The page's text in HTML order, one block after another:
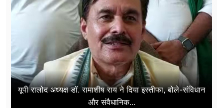
यूपी रालोद अध्यक्ष डॉ. रामाशीष राय ने दिया इस्तीफा, बोले-संविधान
और संवैधानिक...